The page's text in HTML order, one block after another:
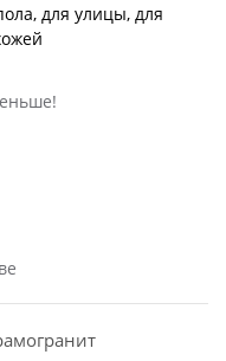
для улицы, для